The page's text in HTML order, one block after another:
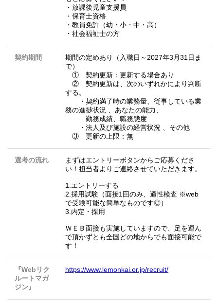
・放課後児童支援員
・保育士資格
・教員免許（幼・小・中・高）
・社会福祉士の方
契約期間
期間の定めあり（入職日～2027年3月31日ま
で）
① 契約更新：更新する場合あり
② 契約更新は、次のいずれかにより判断
する。
・契約満了時の業務量、従事している業
務の進捗状況 、あなたの能力、
勤務成績、職務態度
・法人及び施設の経営状況 、その他
③ 更新の上限：無
選考の流れ
まずはエントリーボタンからご応募くださ
い！担当者よりご連絡させていただきます。
1.エントリーする
2.採用試験（面接1回のみ、適性検査 ※web
で受験可能な簡単なものです◎）
3.内定・採用
ＷＥＢ面接も実施していますので、足を運ん
で頂かずとも全国どの地からでも面接可能で
す！
『Webリク
ルートマガ
ジン』
https://www.lemonkai.or.jp/recruit/